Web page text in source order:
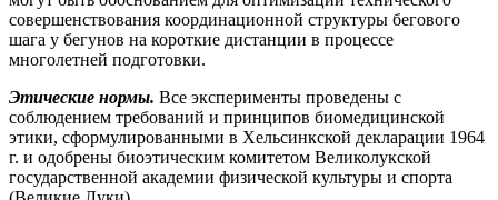
совершенствования координационной структуры бегового
шага у бегунов на короткие дистанции в процессе
многолетней подготовки.
Этические нормы. Все эксперименты проведены с
соблюдением требований и принципов биомедицинской
этики, сформулированными в Хельсинкской декларации 1964
г. и одобрены биоэтическим комитетом Великолукской
государственной академии физической культуры и спорта